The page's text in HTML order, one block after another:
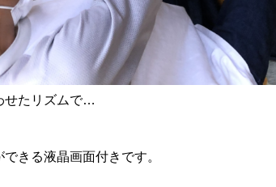
せたリズムで…
きる液晶画面付きです。